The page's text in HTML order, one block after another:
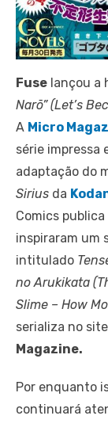
Fuse lançou a
Narō” (Let’s
A Micro
série impressa
adaptação do
Sirius da
Comics
inspiraram um
intitulado
no Arukikata
Slime – How
serializa no
Magazine.
Por enquanto
continuará